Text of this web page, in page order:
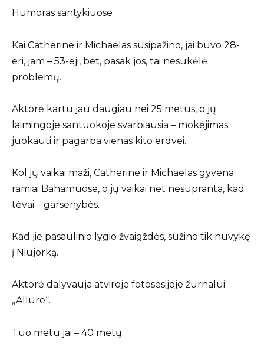
Humoras santykiuose
Kai Catherine ir Michaelas susipažino, jai buvo 28-
eri, jam – 53-eji, bet, pasak jos, tai nesukėlė
problemų.
Aktorė kartu jau daugiau nei 25 metus, o jų
laimingoje santuokoje svarbiausia – mokėjimas
juokauti ir pagarba vienas kito erdvei.
Kol jų vaikai maži, Catherine ir Michaelas gyvena
ramiai Bahamuose, o jų vaikai net nesupranta, kad
tėvai – garsenybės.
Kad jie pasaulinio lygio žvaigždės, sužino tik nuvykę
į Niujorką.
Aktorė dalyvauja atviroje fotosesijoje žurnalui
„Allure“.
Tuo metu jai – 40 metų.